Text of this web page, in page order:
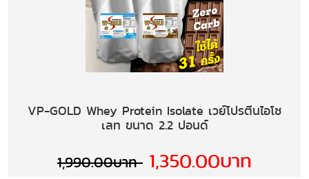
VP-GOLD Whey Protein Isolate เวย์โปรตีนไอโซ
เลท ขนาด 2.2 ปอนด์
1,990.00บาท 1,350.00บาท